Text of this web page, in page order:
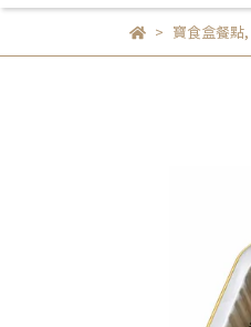
寶食盒餐點,